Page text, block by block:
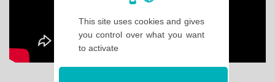
This site uses cookies and gives
you control over what you want
to activate